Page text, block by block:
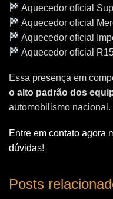
Aquecedor oficial
Aquecedor oficial
Aquecedor oficial
Aquecedor oficial
Essa presença em
o alto padrão dos
automobilismo nacional.
Entre em contato agora
dúvidas!
Posts